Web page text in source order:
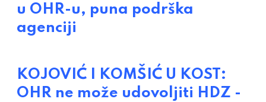
u OHR-u, puna podrška
agenciji
KOJOVIĆ I KOMŠIĆ U KOST:
OHR ne može udovoljiti HDZ -